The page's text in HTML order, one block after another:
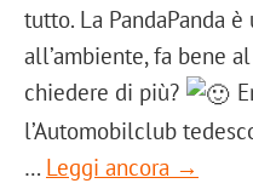
tutto. La PandaPanda
all’ambiente, fa bene
chiedere di più?
l’Automobilclub
… Leggi ancora →